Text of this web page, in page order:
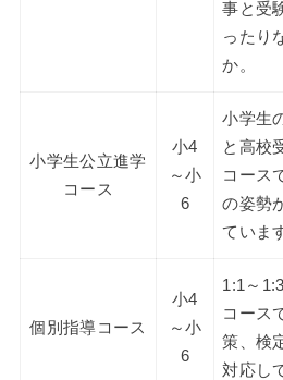
事と受
ったり
か。
小学生公立進学
コース
小4
～小
6
小学生
と高校
コース
の姿勢
ていま
個別指導コース
小4
～小
6
1:1～
コース
策、検
対応し